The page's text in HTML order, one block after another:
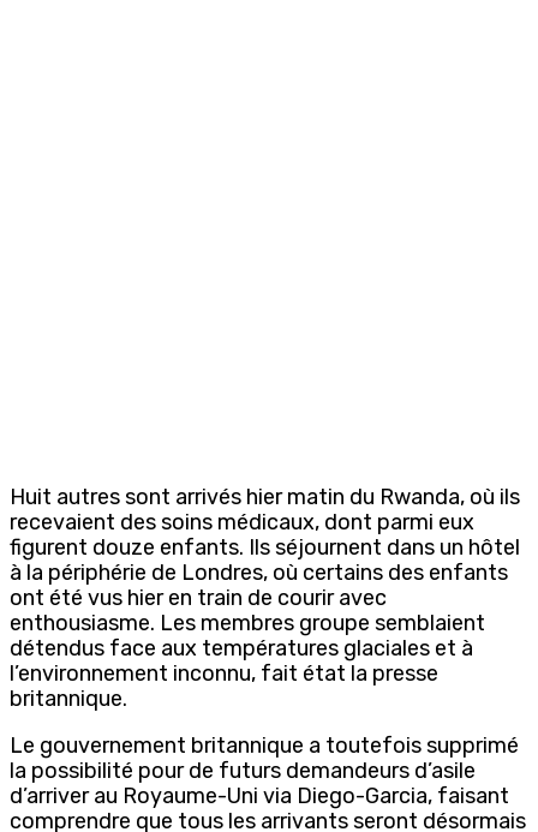
Huit autres sont arrivés hier matin du Rwanda, où ils
recevaient des soins médicaux, dont parmi eux
figurent douze enfants. Ils séjournent dans un hôtel
à la périphérie de Londres, où certains des enfants
ont été vus hier en train de courir avec
enthousiasme. Les membres groupe semblaient
détendus face aux températures glaciales et à
l’environnement inconnu, fait état la presse
britannique.
Le gouvernement britannique a toutefois supprimé
la possibilité pour de futurs demandeurs d’asile
d’arriver au Royaume-Uni via Diego-Garcia, faisant
comprendre que tous les arrivants seront désormais